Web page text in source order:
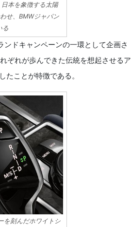
本を象徴する太陽
せ、BMWジャパン
る
ドキャンペーンの一環として企画さ
ぞれが歩んできた伝統を想起させるア
ことが特徴である。
を刻んだホワイトシ